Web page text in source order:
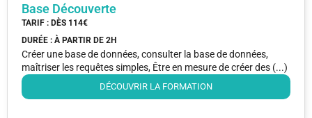
Base Découverte
TARIF : DÈS 114€
DURÉE : À PARTIR DE 2H
Créer une base de données, consulter la base de données,
maîtriser les requêtes simples, Être en mesure de créer des (...)
DÉCOUVRIR LA FORMATION